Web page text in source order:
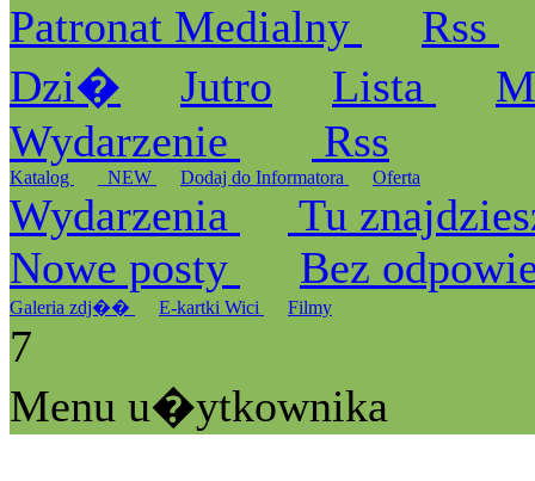
Patronat Medialny
Rss
Dzi�
Jutro Lista
Wydarzenie
Rss
Katalog _NEW Dodaj do Informatora Oferta
Wydarzenia
Tu
Nowe posty
Bez
Galeria zdj�� E-kartki Wici Filmy
7
Menu u�ytkownika